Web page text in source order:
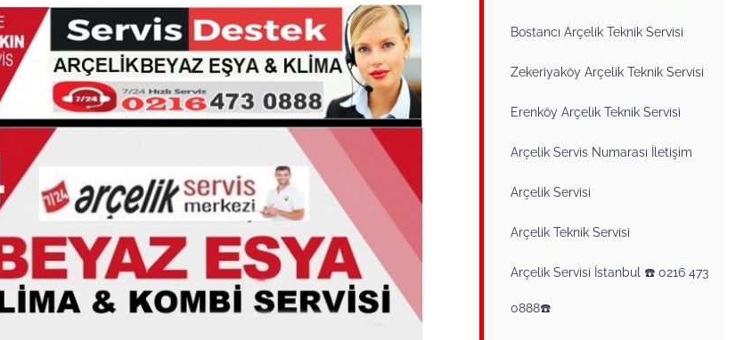
Bostancı Arçelik Teknik Servisi
Zekeriyaköy Arçelik Teknik Servisi
Erenköy Arçelik Teknik Servisi
Arçelik Servis Numarası İletişim
Arçelik Servisi
Arçelik Teknik Servisi
Arçelik Servisi İstanbul ☎️ 0216 473
0888☎️